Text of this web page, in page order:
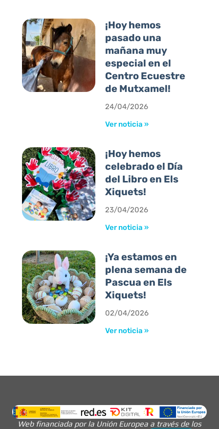
¡Hoy hemos
pasado una
mañana muy
especial en el
Centro Ecuestre
de Mutxamel!
24/04/2026
Ver noticia »
¡Hoy hemos
celebrado el Día
del Libro en Els
Xiquets!
23/04/2026
Ver noticia »
¡Ya estamos en
plena semana de
Pascua en Els
Xiquets!
02/04/2026
Ver noticia »
Web financiada por la Unión Europea a través de los